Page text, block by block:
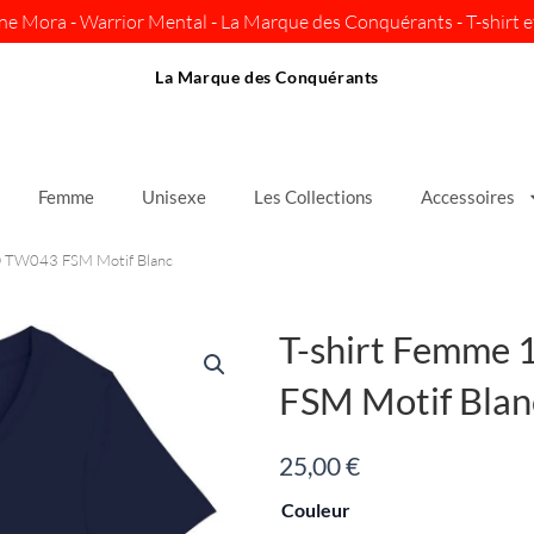
Mora - Warrior Mental - La Marque des Conquérants - T-shirt
La Marque des Conquérants
Femme Unisexe Les Collections Accessoires
TW043 FSM Motif Blanc
T-shirt Femme
FSM Motif
25,00€
Couleur
quantité